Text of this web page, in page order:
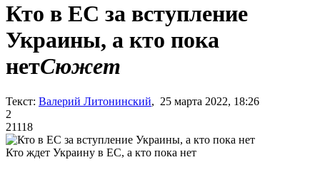
Кто в ЕС за вступление
Украины, а кто пока
нетСюжет
Текст: Валерий Литонинский, 25 марта 2022, 18:26
2
21118
Кто ждет Украину в ЕС, а кто пока нет